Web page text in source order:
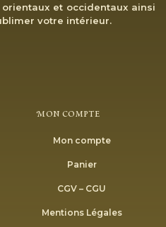
et occidentaux ainsi
votre intérieur.
Mon Compte
Mon compte
Panier
CGV – CGU
Mentions Légales